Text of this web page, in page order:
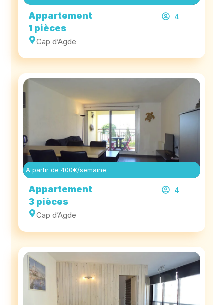
Appartement
1 pièces
Cap d’Agde
4
A partir de 400€/semaine
Appartement
3 pièces
Cap d’Agde
4